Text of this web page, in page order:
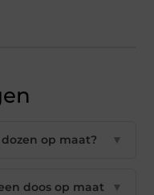
op maat? ▼
doos op maat
▼